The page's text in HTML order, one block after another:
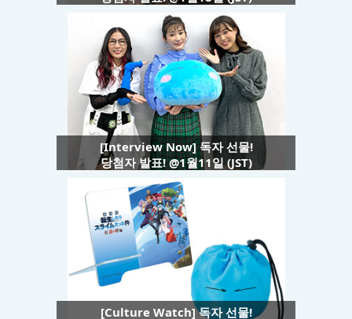
[Interview Now] 독자 선물!
당첨자 발표! @1월11일 (JST)
[Culture Watch] 독자 선물!